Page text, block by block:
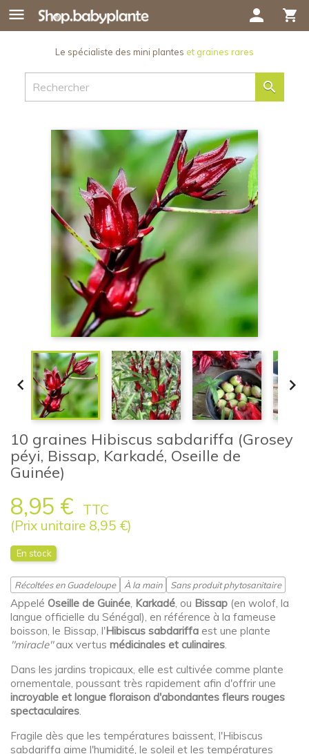
 shopping_cart
person
Le spécialiste des mini plantes et graines rares

 
10 graines Hibiscus sabdariffa (Grosey
péyi, Bissap, Karkadé, Oseille de
Guinée)
8,95 €
TTC
(Prix unitaire 8,95 €)
En stock
Récoltées en Guadeloupe À la main Sans produit phytosanitaire
Appelé Oseille de Guinée, Karkadé, ou Bissap (en wolof, la
langue officielle du Sénégal), en référence à la fameuse
boisson, le Bissap, l'Hibiscus sabdariffa est une plante
"miracle"aux vertus médicinales et culinaires.
Dans les jardins tropicaux, elle est cultivée comme plante
ornementale, poussant très rapidement afin d'offrir une
incroyable et longue floraison d'abondantes fleurs rouges
spectaculaires.
Fragile dès que les températures baissent, l'Hibiscus
sabdariffa aime l'humidité, le soleil et les températures